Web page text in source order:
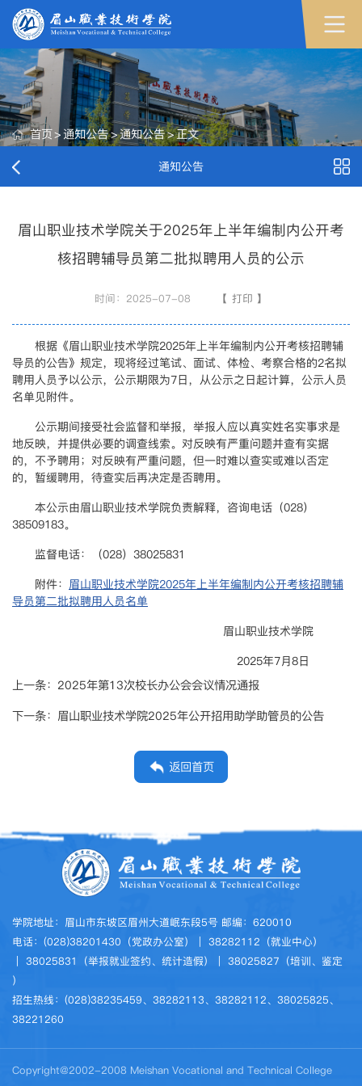
首页>通知公告>通知公告>正文
通知公告
眉山职业技术学院关于2025年上半年编制内公开考
核招聘辅导员第二批拟聘用人员的公示
时间：2025-07-08 【 打印 】
根据《眉山职业技术学院2025年上半年编制内公开考核招聘辅
导员的公告》规定，现将经过笔试、面试、体检、考察合格的2名拟
聘用人员予以公示，公示期限为7日，从公示之日起计算，公示人员
名单见附件。
公示期间接受社会监督和举报，举报人应以真实姓名实事求是
地反映，并提供必要的调查线索。对反映有严重问题并查有实据
的，不予聘用；对反映有严重问题，但一时难以查实或难以否定
的，暂缓聘用，待查实后再决定是否聘用。
本公示由眉山职业技术学院负责解释，咨询电话（028）
38509183。
监督电话：（028）38025831
附件： 眉山职业技术学院2025年上半年编制内公开考核招聘辅
导员第二批拟聘用人员名单
眉山职业技术学院
2025年7月8日
上一条： 2025年第13次校长办公会会议情况通报
下一条： 眉山职业技术学院2025年公开招用助学助管员的公告
返回首页
学院地址：眉山市东坡区眉州大道岷东段5号 邮编：620010
电话：(028)38201430（党政办公室）｜ 38282112（就业中心）
｜ 38025831（举报就业签约、统计造假）｜ 38025827（培训、鉴定
）
招生热线：(028)38235459、38282113、38282112、38025825、
38221260
Copyright@2002-2008 Meishan Vocational and Technical College